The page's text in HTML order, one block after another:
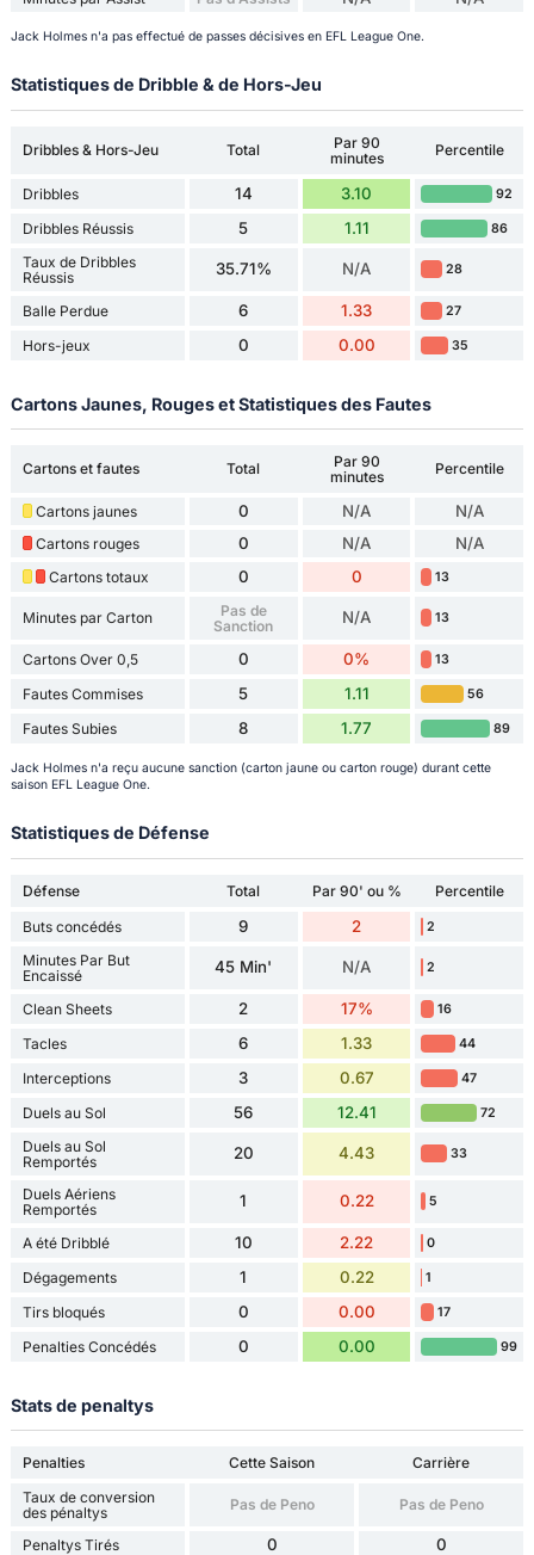
Jack Holmes n'a pas effectué de passes décisives en EFL League One.
Statistiques de Dribble & de Hors-Jeu
Dribbles & Hors-Jeu Total
Par 90
minutes
Percentile
Dribbles 14 3.10 92
Dribbles Réussis 5 1.11 86
Taux de Dribbles
Réussis
35.71% N/A 28
Balle Perdue 6 1.33 27
Hors-jeux 0 0.00 35
Cartons Jaunes, Rouges et Statistiques des Fautes
Cartons et fautes Total
Par 90
minutes
Percentile
Cartons jaunes 0 N/A N/A
Cartons rouges 0 N/A N/A
Cartons totaux 0 0 13
Minutes par Carton
Pas de
Sanction
N/A 13
Cartons Over 0,5 0 0% 13
Fautes Commises 5 1.11 56
Fautes Subies 8 1.77 89
Jack Holmes n'a reçu aucune sanction (carton jaune ou carton rouge) durant cette
saison EFL League One.
Statistiques de Défense
Défense Total Par 90' ou %
Percentile
Buts concédés
9 2 2
Minutes Par But
Encaissé
45 Min' N/A 2
Clean Sheets 2 17% 16
Tacles 6 1.33 44
Interceptions 3 0.67 47
Duels au Sol 56 12.41 72
Duels au Sol
Remportés
20 4.43 33
Duels Aériens
Remportés
1 0.22 5
A été Dribblé 10 2.22 0
Dégagements 1 0.22 1
Tirs bloqués 0 0.00 17
Penalties Concédés 0 0.00 99
Stats de penaltys
Penalties Cette Saison
Carrière
Taux de conversion
des pénaltys
Pas de Peno Pas de Peno
Penaltys Tirés 0 0